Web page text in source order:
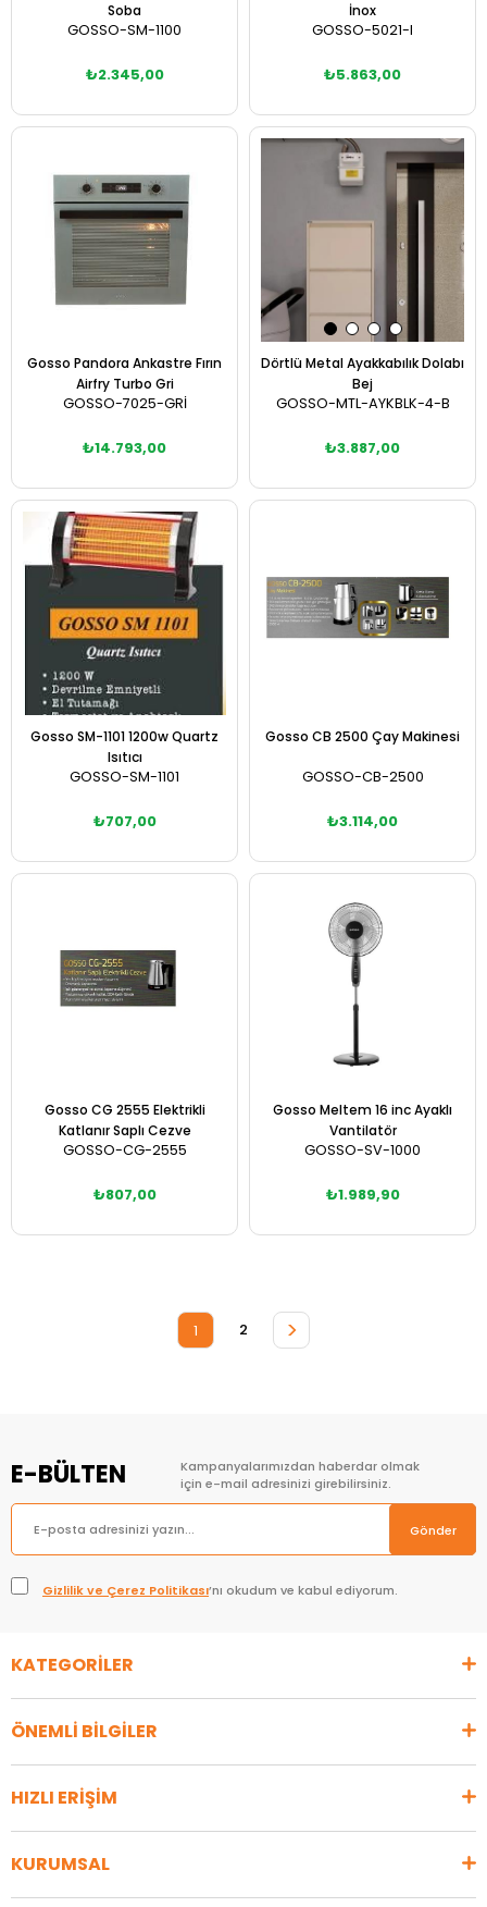
Soba
GOSSO-SM-1100
₺2.345,00
İnox
GOSSO-5021-I
₺5.863,00
Sepete Ekle
Gosso Pandora Ankastre Fırın
Airfry Turbo Gri
GOSSO-7025-GRİ
₺14.793,00
Sepete Ekle
Dörtlü Metal Ayakkabılık Dolabı
Bej
GOSSO-MTL-AYKBLK-4-B
₺3.887,00
Gosso SM-1101 1200w Quartz
Isıtıcı
GOSSO-SM-1101
₺707,00
Gosso CB 2500 Çay Makinesi
GOSSO-CB-2500
₺3.114,00
Gosso CG 2555 Elektrikli
Katlanır Saplı Cezve
GOSSO-CG-2555
₺807,00
Gosso Meltem 16 inc Ayaklı
Vantilatör
GOSSO-SV-1000
₺1.989,90
1 2 >
E-BÜLTEN
Kampanyalarımızdan haberdar olmak
için e-mail adresinizi girebilirsiniz.
Gönder
Gizlilik ve Çerez Politikası’nı okudum ve kabul ediyorum.
KATEGORİLER
ÖNEMLİ BİLGİLER
HIZLI ERİŞİM
KURUMSAL